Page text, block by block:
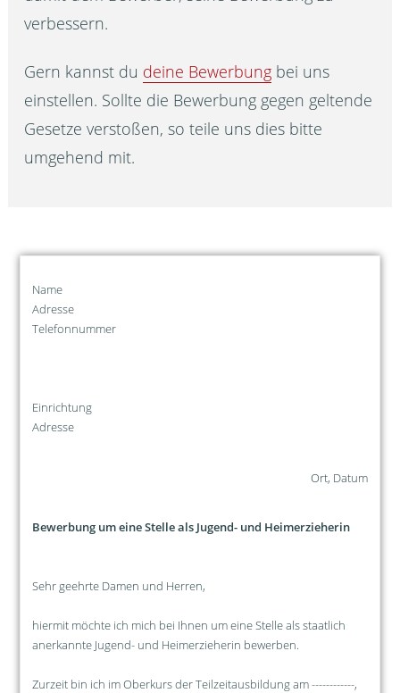
verbessern.
Gern kannst du deine Bewerbung bei uns
einstellen. Sollte die Bewerbung gegen geltende
Gesetze verstoßen, so teile uns dies bitte
umgehend mit.
Name
Adresse
Telefonnummer
Einrichtung
Adresse
Ort, Datum
Bewerbung um eine Stelle als Jugend- und Heimerzieherin
Sehr geehrte Damen und Herren,
hiermit möchte ich mich bei Ihnen um eine Stelle als staatlich
anerkannte Jugend- und Heimerzieherin bewerben.
Zurzeit bin ich im Oberkurs der Teilzeitausbildung am ------------,